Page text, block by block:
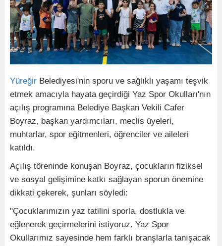
Yüreğir Belediyesi'nin sporu ve sağlıklı yaşamı teşvik
etmek amacıyla hayata geçirdiği Yaz Spor Okulları'nın
açılış programına Belediye Başkan Vekili Cafer
Boyraz, başkan yardımcıları, meclis üyeleri,
muhtarlar, spor eğitmenleri, öğrenciler ve aileleri
katıldı.
Açılış töreninde konuşan Boyraz, çocukların fiziksel
ve sosyal gelişimine katkı sağlayan sporun önemine
dikkati çekerek, şunları söyledi:
"Çocuklarımızın yaz tatilini sporla, dostlukla ve
eğlenerek geçirmelerini istiyoruz. Yaz Spor
Okullarımız sayesinde hem farklı branşlarla tanışacak